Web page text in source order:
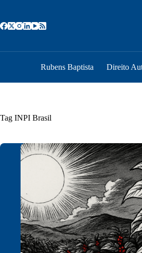
o
conteúdo
Rubens Baptista Direito
Tag INPI Brasil